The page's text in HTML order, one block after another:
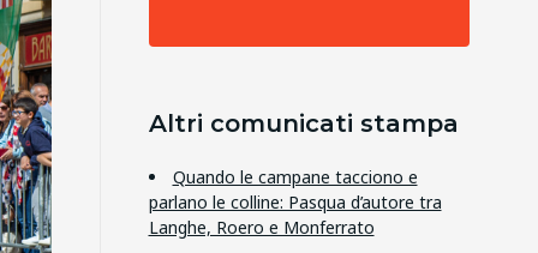
Altri comunicati stampa
Quando le campane tacciono e
parlano le colline: Pasqua d’autore tra
Langhe, Roero e Monferrato